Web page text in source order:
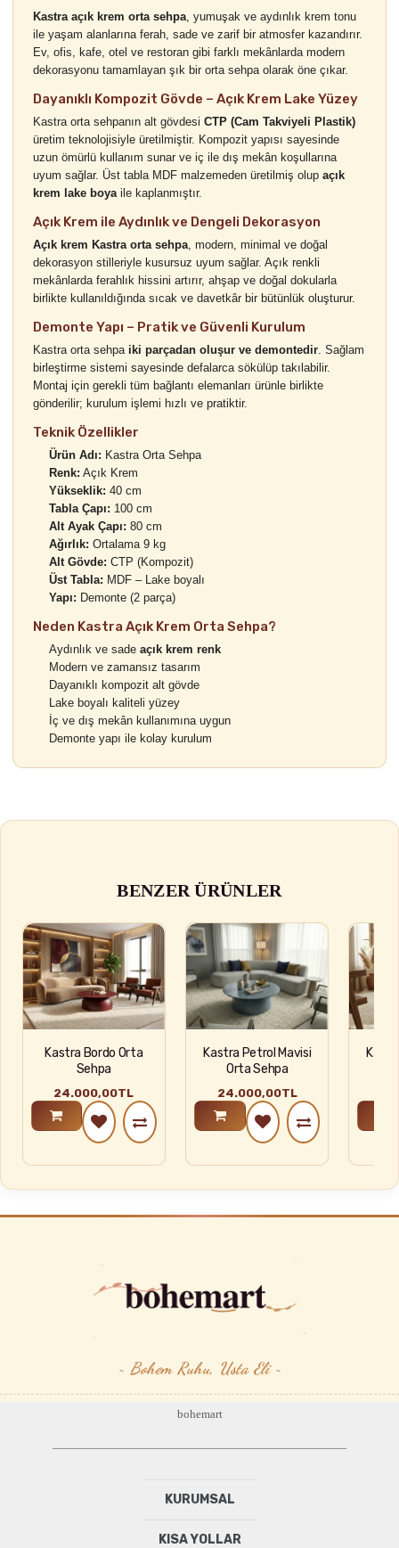
Kastra açık krem orta sehpa , yumuşak ve aydınlık krem tonu
ile yaşam alanlarına ferah, sade ve zarif bir atmosfer kazandırır.
Ev, ofis, kafe, otel ve restoran gibi farklı mekânlarda modern
dekorasyonu tamamlayan şık bir orta sehpa olarak öne çıkar.
Dayanıklı Kompozit Gövde – Açık Krem Lake Yüzey
Kastra orta sehpanın alt gövdesi CTP (Cam Takviyeli Plastik)
üretim teknolojisiyle üretilmiştir. Kompozit yapısı sayesinde
uzun ömürlü kullanım sunar ve iç ile dış mekân koşullarına
uyum sağlar. Üst tabla MDF malzemeden üretilmiş olup açık
krem lake boya ile kaplanmıştır.
Açık Krem ile Aydınlık ve Dengeli Dekorasyon
Açık krem Kastra orta sehpa , modern, minimal ve doğal
dekorasyon stilleriyle kusursuz uyum sağlar. Açık renkli
mekânlarda ferahlık hissini artırır, ahşap ve doğal dokularla
birlikte kullanıldığında sıcak ve davetkâr bir bütünlük oluşturur.
Demonte Yapı – Pratik ve Güvenli Kurulum
Kastra orta sehpa iki parçadan oluşur ve demontedir . Sağlam
birleştirme sistemi sayesinde defalarca sökülüp takılabilir.
Montaj için gerekli tüm bağlantı elemanları ürünle birlikte
gönderilir; kurulum işlemi hızlı ve pratiktir.
Teknik Özellikler
Ürün Adı: Kastra Orta Sehpa
Renk: Açık Krem
Yükseklik: 40 cm
Tabla Çapı: 100 cm
Alt Ayak Çapı: 80 cm
Ağırlık: Ortalama 9 kg
Alt Gövde: CTP (Kompozit)
Üst Tabla: MDF – Lake boyalı
Yapı: Demonte (2 parça)
Neden Kastra Açık Krem Orta Sehpa?
Aydınlık ve sade açık krem renk
Modern ve zamansız tasarım
Dayanıklı kompozit alt gövde
Lake boyalı kaliteli yüzey
İç ve dış mekân kullanımına uygun
Demonte yapı ile kolay kurulum
BENZER ÜRÜNLER
Kastra Bordo Orta
Sehpa
24.000,00TL
Kastra Petrol Mavisi
Orta Sehpa
24.000,00TL
~ Bohem Ruhu, Usta Eli ~
bohemart
KURUMSAL
KISA YOLLAR